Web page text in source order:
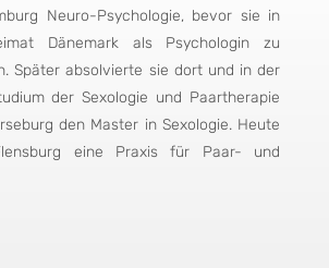
Neuro-Psychologie, bevor sie in
Dänemark als Psychologin zu
Später absolvierte sie dort und in der
der Sexologie und Paartherapie
den Master in Sexologie. Heute
eine Praxis für Paar- und